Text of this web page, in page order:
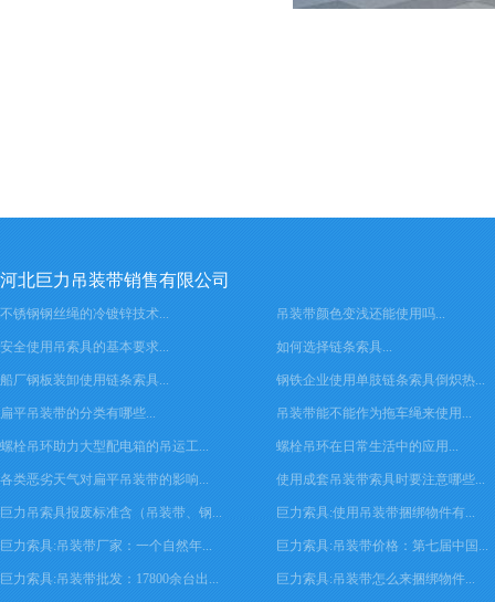
河北巨力吊装带销售有限公司
不锈钢钢丝绳的冷镀锌技术... 吊装带颜色变浅还能使用吗...
安全使用吊索具的基本要求... 如何选择链条索具...
船厂钢板装卸使用链条索具... 钢铁企业使用单肢链条索具倒炽热...
扁平吊装带的分类有哪些... 吊装带能不能作为拖车绳来使用...
螺栓吊环助力大型配电箱的吊运工... 螺栓吊环在日常生活中的应用...
各类恶劣天气对扁平吊装带的影响... 使用成套吊装带索具时要注意哪些...
巨力吊索具报废标准含（吊装带、钢... 巨力索具:使用吊装带捆绑物件有...
巨力索具:吊装带厂家：一个自然年... 巨力索具:吊装带价格：第七届中国...
巨力索具:吊装带批发：17800余台出... 巨力索具:吊装带怎么来捆绑物件...